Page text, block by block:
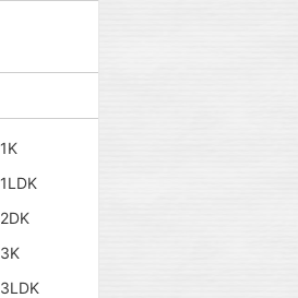
1K
1LDK
2DK
3K
3LDK